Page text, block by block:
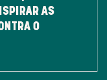
AS
O